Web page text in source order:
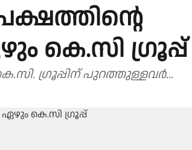
കെ.സി ഗ്രൂപ്പ്
ഗ്രൂപ്പിന് പുറത്തുള്ളവർ...